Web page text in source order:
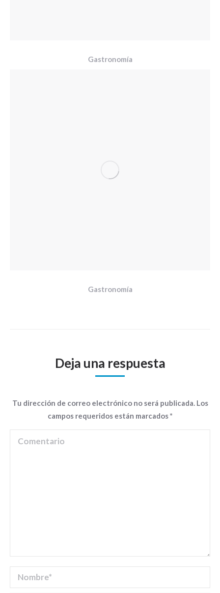
Gastronomía
Gastronomía
Deja una respuesta
Tu dirección de correo electrónico no será publicada. Los
campos requeridos están marcados*
Comentario
Nombre *